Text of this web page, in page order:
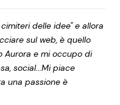
delle idee" e allora
sul web, è quello
Aurora e mi occupo di
social...Mi piace
una passione è